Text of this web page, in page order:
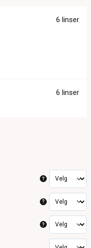
6 linser
6 linser
?
?
?